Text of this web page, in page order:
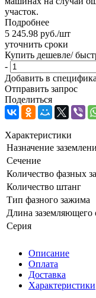
участок.
Подробнее
5 245.98 руб./шт
уточнить сроки
Купить дешевле/
-
Добавить в
Отправить запрос
Поделиться
Характеристики
Назначение
Сечение
Количество фазных
Количество штанг
Тип фазного зажима
Длина заземляющего
Серия
Описание
Оплата
Доставка
Характеристики